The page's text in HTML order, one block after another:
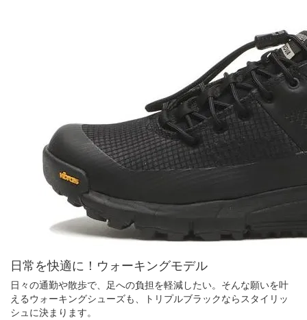
日常を快適に！ウォーキングモデル
日々の通勤や散歩で、足への負担を軽減したい。そんな願いを叶
えるウォーキングシューズも、トリプルブラックならスタイリッ
シュに決まります。